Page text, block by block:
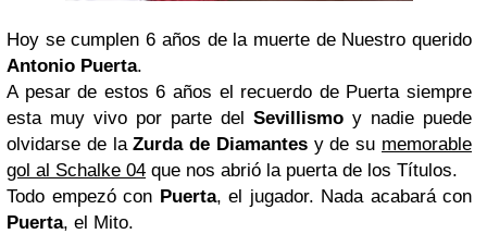
Hoy se cumplen 6 años de la muerte de Nuestro querido
Antonio Puerta.
A pesar de estos 6 años el recuerdo de Puerta siempre
esta muy vivo por parte del Sevillismo y nadie puede
olvidarse de laZurda de Diamantes y de su memorable
gol al Schalke 04 que nos abrió la puerta de los Títulos.
Todo empezó con Puerta, el jugador. Nada acabará con
Puerta, el Mito.